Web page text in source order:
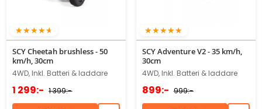
90%
SCY Cheetah brushless - 50
km/h, 30cm
4WD, Inkl. Batteri & laddare
1 299:- 1 399:-
100%
SCY Adventure V2 - 35 km/h,
30cm
4WD, Inkl. Batteri & laddare
899:- 999:-